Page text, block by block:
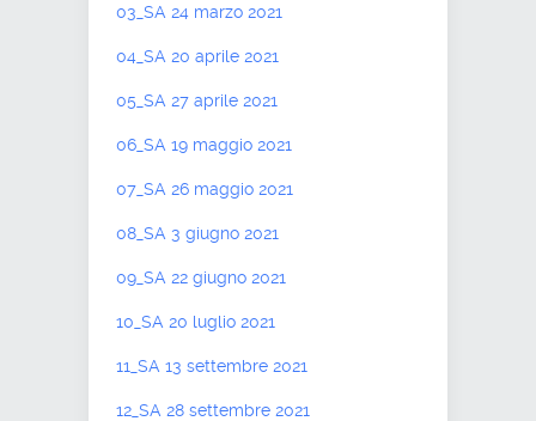
03_SA 24 marzo 2021
04_SA 20 aprile 2021
05_SA 27 aprile 2021
06_SA 19 maggio 2021
07_SA 26 maggio 2021
08_SA 3 giugno 2021
09_SA 22 giugno 2021
10_SA 20 luglio 2021
11_SA 13 settembre 2021
12_SA 28 settembre 2021